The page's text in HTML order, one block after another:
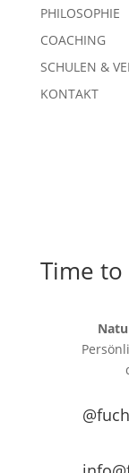
PHILOSOPHIE
COACHING
SCHULEN &
KONTAKT
Time to